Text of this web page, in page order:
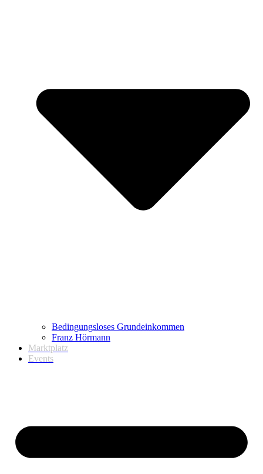
Bedingungsloses Grundeinkommen
Franz Hörmann
Marktplatz
Events